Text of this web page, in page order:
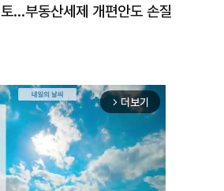
토…부동산세제 개편안도 손질
arrow_forward_ios 더보기